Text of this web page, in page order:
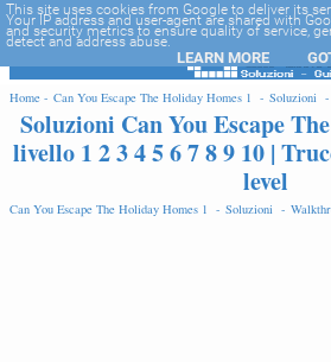
-->
Home - Can You Escape The Holiday Homes 1 - Soluzioni -
Soluzioni Can You Escape
livello 1 2 3 4 5 6 7 8 9 10 |
level
Can You Escape The Holiday Homes 1 - Soluzioni -
This site uses cookies from Google to deliver its
Your IP address and user-agent are shared with
and security metrics to ensure quality of service,
detect and address abuse.
LEARN MORE